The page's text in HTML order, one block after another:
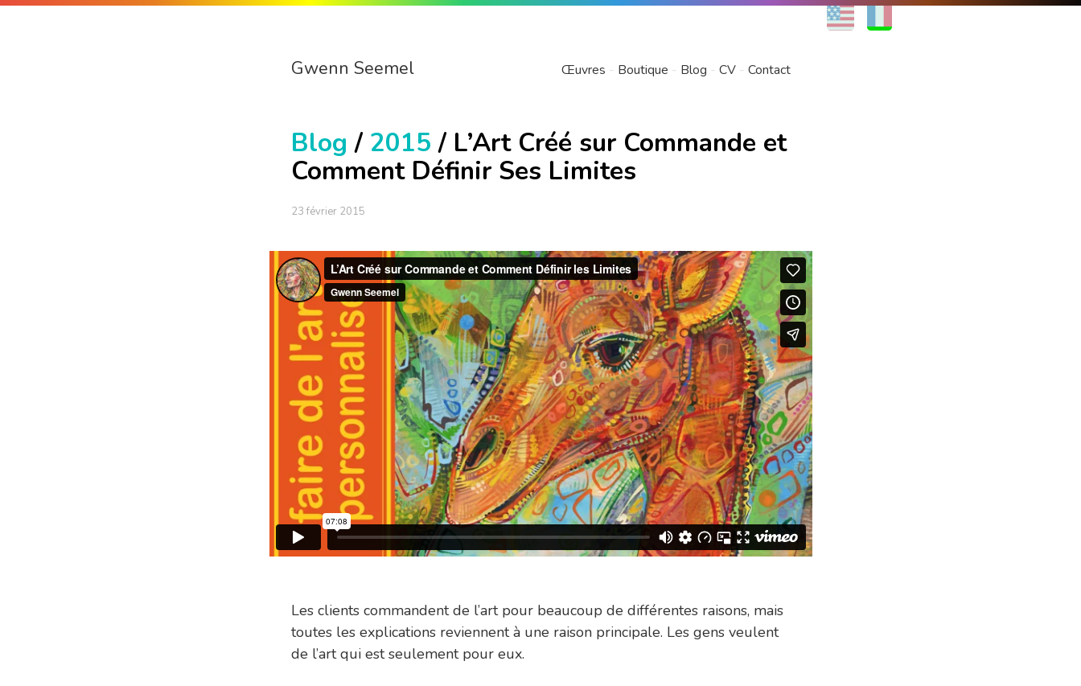
EN
Gwenn Seemel Œuvres Boutique Blog CV Contact
Blog / 2015 / L’Art Créé sur Commande et
Comment Définir Ses Limites
23 février 2015
Les clients commandent de l’art pour beaucoup de différentes raisons, mais
toutes les explications reviennent à une raison principale. Les gens veulent
de l’art qui est seulement pour eux.